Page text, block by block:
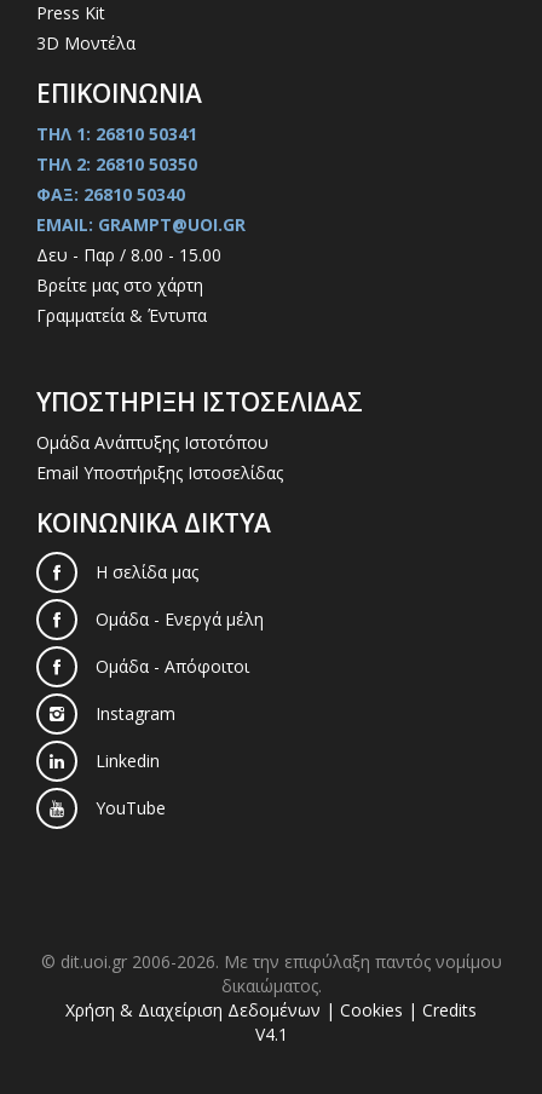
Press Kit
3D Μοντέλα
ΕΠΙΚΟΙΝΩΝΙΑ
ΤΗΛ 1: 26810 50341
ΤΗΛ 2: 26810 50350
ΦΑΞ: 26810 50340
EMAIL: GRAMPT@UOI.GR
Δευ - Παρ / 8.00 - 15.00
Βρείτε μας στο χάρτη
Γραμματεία & Έντυπα
ΥΠΟΣΤΗΡΙΞΗ ΙΣΤΟΣΕΛΙΔΑΣ
Ομάδα Ανάπτυξης Ιστοτόπου
Email Υποστήριξης Ιστοσελίδας
ΚΟΙΝΩΝΙΚΑ ΔΙΚΤΥΑ
Η σελίδα μας
Ομάδα - Ενεργά μέλη
Ομάδα - Απόφοιτοι
Instagram
Linkedin
YouTube
© dit.uoi.gr 2006-2026. Με την επιφύλαξη παντός νομίμου
δικαιώματος.
Χρήση & Διαχείριση Δεδομένων | Cookies | Credits
V4.1